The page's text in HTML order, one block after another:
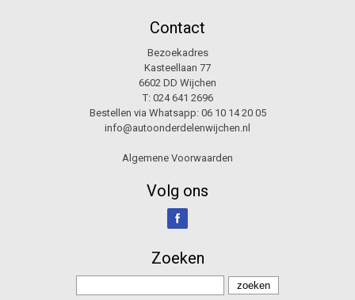
Contact
Bezoekadres
Kasteellaan 77
6602 DD Wijchen
T: 024 641 2696
Bestellen via Whatsapp: 06 10 14 20 05
info@autoonderdelenwijchen.nl
Algemene Voorwaarden
Volg ons
Zoeken